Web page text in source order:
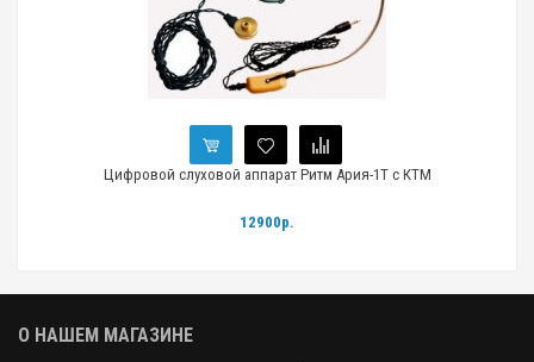
Цифровой слуховой аппарат Ритм Ария-1Т с КТМ
12900р.
О НАШЕМ МАГАЗИНЕ